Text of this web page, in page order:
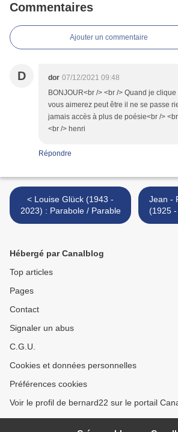
Commentaires
Ajouter un commentaire
D dor 07/12/2021 09:48
BONJOUR<br /> <br /> Quand je
vous aimerez peut être il ne se passe
jamais accès à plus de poésie<br />
<br /> henri
Répondre
< Louise Glück (1943 -
2023) : Parabole / Parable
Jean -
(1925 -
Hébergé par Canalblog
Top articles
Pages
Contact
Signaler un abus
C.G.U.
Cookies et données personnelles
Préférences cookies
Voir le profil de bernard22 sur le portail